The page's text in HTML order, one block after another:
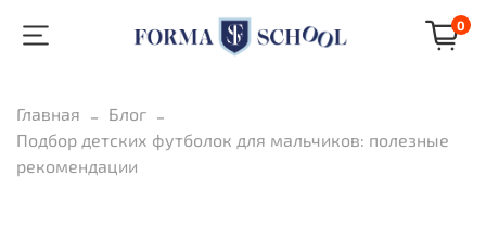
0
Главная
Блог
Подбор детских футболок для мальчиков: полезные
рекомендации